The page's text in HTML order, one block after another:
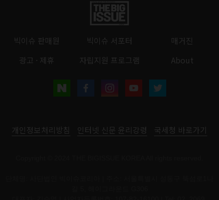
빅이슈 판매원 빅이슈 서포터
매거진
광고 · 제휴
자립지원 프로그램 About
개인정보처리방침 인터넷 신문 윤리강령 국세청 바로가기